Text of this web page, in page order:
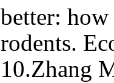
better:
rodents.
10.Zhang